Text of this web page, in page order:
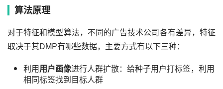
算法原理
对于特征和模型算法，不同的广告技术公司各有差异，特征
取决于其DMP有哪些数据，主要方式有以下三种：
利用用户画像进行人群扩散：给种子用户打标签，利用
相同标签找到目标人群